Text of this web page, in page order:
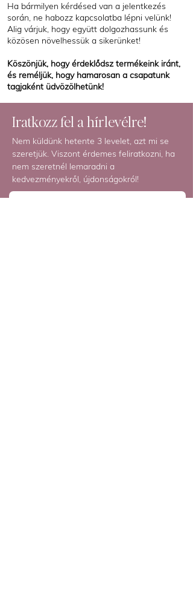
Ha bármilyen kérdésed van a jelentkezés
során, ne habozz kapcsolatba lépni velünk!
Alig várjuk, hogy együtt dolgozhassunk és
közösen növelhessük a sikerünket!
Köszönjük, hogy érdeklődsz termékeink iránt,
és reméljük, hogy hamarosan a csapatunk
tagjaként üdvözölhetünk!
Iratkozz fel a hírlevélre!
Nem küldünk hetente 3 levelet, azt mi se
szeretjük. Viszont érdemes feliratkozni, ha
nem szeretnél lemaradni a
kedvezményekről, újdonságokról!